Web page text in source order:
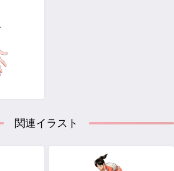
関連イラスト